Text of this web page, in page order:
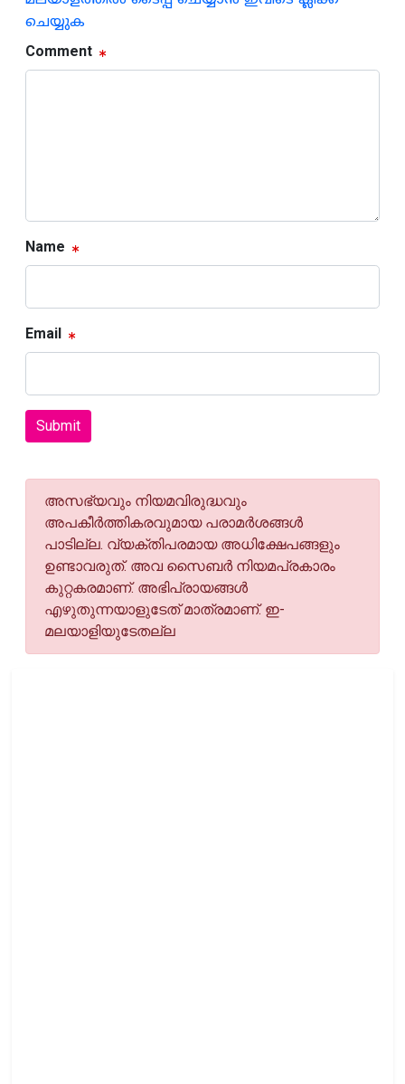
ചെയ്യുക
Comment
Name
Email
Submit
അസഭ്യവും നിയമവിരുദ്ധവും
അപകീര്‍ത്തികരവുമായ പരാമര്‍ശങ്ങള്‍
പാടില്ല. വ്യക്തിപരമായ അധിക്ഷേപങ്ങളും
ഉണ്ടാവരുത്. അവ സൈബര്‍ നിയമപ്രകാരം
കുറ്റകരമാണ്. അഭിപ്രായങ്ങള്‍
എഴുതുന്നയാളുടേത് മാത്രമാണ്. ഇ-
മലയാളിയുടേതല്ല